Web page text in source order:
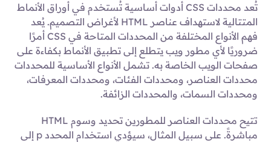
تُعد محددات CSS أدوات أساسية تُستخدم في أوراق الأنماط
المتتالية لاستهداف عناصر HTML لأغراض التصميم. يُعد
فهم الأنواع المختلفة من المحددات المتاحة في CSS أمرًا
ضروريًا لأي مطور ويب يتطلع إلى تطبيق الأنماط بكفاءة على
صفحات الويب الخاصة به. تشمل الأنواع الأساسية للمحددات
محددات العناصر، ومحددات الفئات، ومحددات المعرفات،
ومحددات السمات، والمحددات الزائفة.
تتيح محددات العناصر للمطورين تحديد وسوم HTML
مباشرةً. على سبيل المثال، سيؤدي استخدام المحدد p إلى